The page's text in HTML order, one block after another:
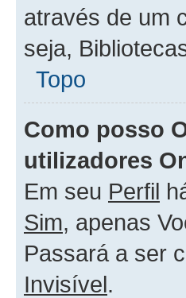
através de um
seja,
Topo
Como posso
utilizadores
Em seu Perfil
Sim, apenas
Passará a ser
Invisível.